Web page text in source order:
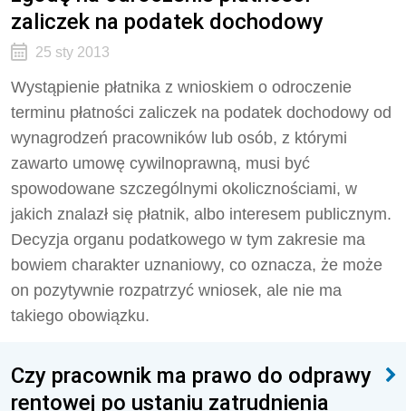
zaliczek na podatek dochodowy
25 sty 2013
Wystąpienie płatnika z wnioskiem o odroczenie
terminu płatności zaliczek na podatek dochodowy od
wynagrodzeń pracowników lub osób, z którymi
zawarto umowę cywilnoprawną, musi być
spowodowane szczególnymi okolicznościami, w
jakich znalazł się płatnik, albo interesem publicznym.
Decyzja organu podatkowego w tym zakresie ma
bowiem charakter uznaniowy, co oznacza, że może
on pozytywnie rozpatrzyć wniosek, ale nie ma
takiego obowiązku.
Czy pracownik ma prawo do odprawy
rentowej po ustaniu zatrudnienia